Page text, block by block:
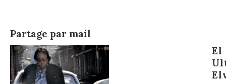
Partage par mail
El